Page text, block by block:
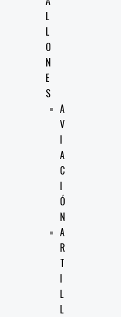
L
L
O
N
E
S
A
V
I
A
C
I
Ó
N
A
R
T
I
L
L